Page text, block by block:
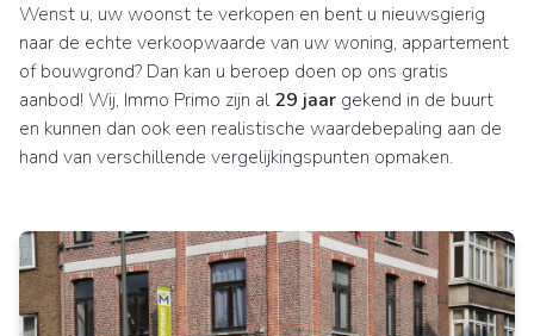
Wenst u, uw woonst te verkopen en bent u nieuwsgierig
naar de echte verkoopwaarde van uw woning, appartement
of bouwgrond? Dan kan u beroep doen op ons gratis
aanbod! Wij, Immo Primo zijn al 29 jaar gekend in de buurt
en kunnen dan ook een realistische waardebepaling aan de
hand van verschillende vergelijkingspunten opmaken.